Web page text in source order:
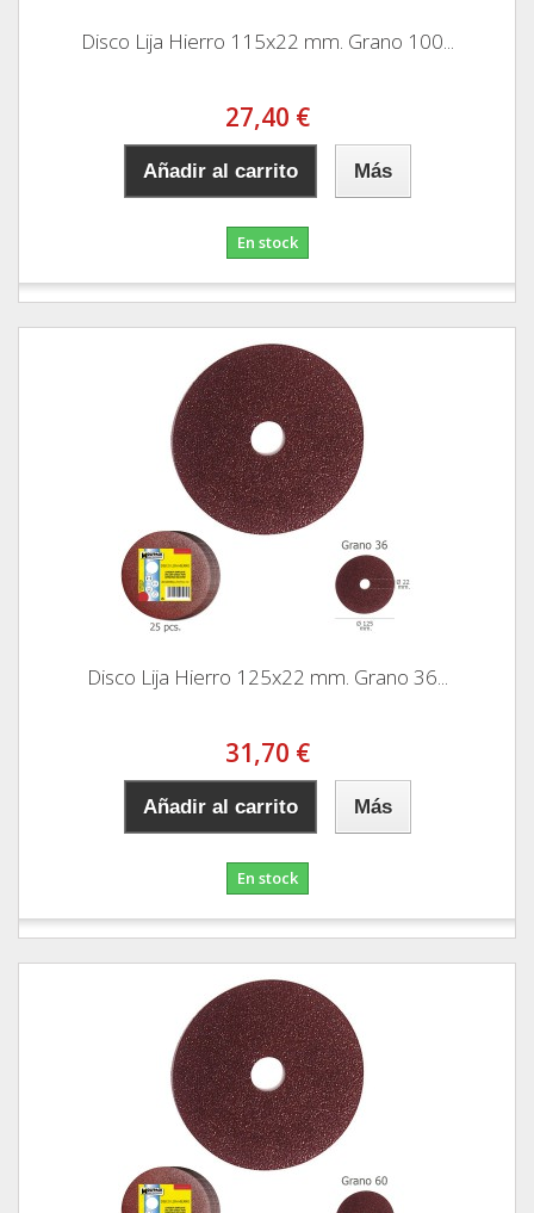
Disco Lija Hierro 115x22 mm. Grano 100...
27,40 €
Añadir al carrito Más
En stock
Disco Lija Hierro 125x22 mm. Grano 36...
31,70 €
Añadir al carrito Más
En stock